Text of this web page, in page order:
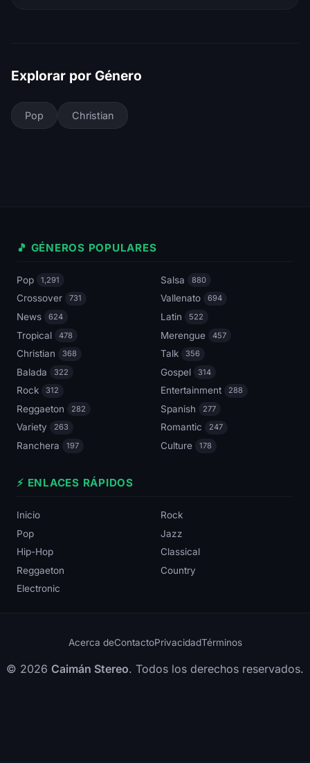
Explorar por Género
Pop Christian
🎵 GÉNEROS POPULARES
Pop 1,291 Salsa 880
Crossover 731 Vallenato 694
News 624 Latin 522
Tropical 478 Merengue 457
Christian 368 Talk 356
Balada 322 Gospel 314
Rock 312 Entertainment 288
Reggaeton 282 Spanish 277
Variety 263 Romantic 247
Ranchera 197 Culture 178
⚡ ENLACES RÁPIDOS
Inicio
Rock
Pop
Jazz
Hip-Hop
Classical
Reggaeton
Country
Electronic
Acerca deContactoPrivacidadTérminos
© 2026 Caimán Stereo. Todos los derechos reservados.